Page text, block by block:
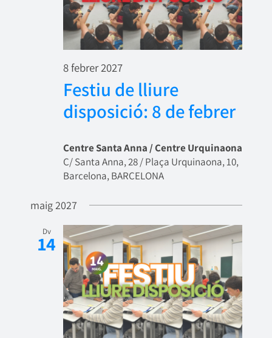
8 febrer 2027
Festiu de lliure
disposició: 8 de febrer
Centre Santa Anna / Centre Urquinaona
C/ Santa Anna, 28 / Plaça Urquinaona, 10,
Barcelona, BARCELONA
maig 2027
Dv
14